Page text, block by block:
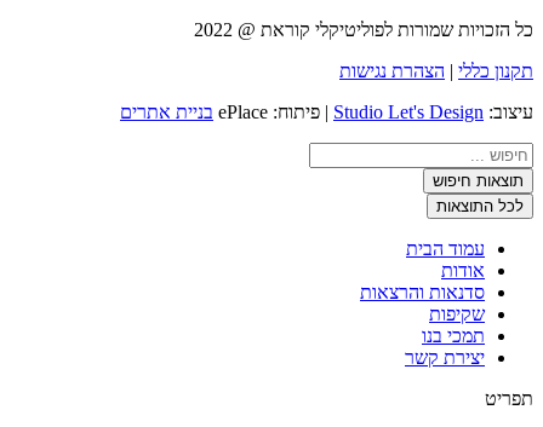
כל הזכויות שמורות לפוליטיקלי קוראת @ 2022
תקנון כללי | הצהרת נגישות
עיצוב: Studio Let's Design | פיתוח: ePlace
בניית אתרים
Search
...תוצאות חיפוש
לכל התוצאות
עמוד הבית
אודות
סדנאות והרצאות
שקיפות
תמכי בנו
יצירת קשר
תפריט